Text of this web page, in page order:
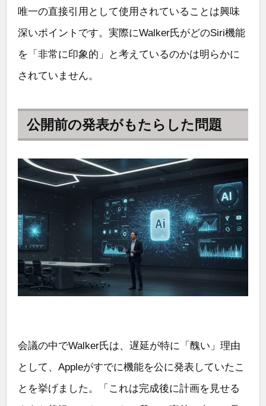
唯一の直接引用として使用されていることは興味
深いポイントです。実際にWalker氏がどのSiri機能
を「非常に印象的」と考えているのかは明らかに
されていません。
公開前の発表がもたらした問題
会議の中でWalker氏は、遅延が特に「醜い」理由
として、Appleがすでに機能を公に発表していたこ
とを挙げました。「これは完成後に計画を見せる